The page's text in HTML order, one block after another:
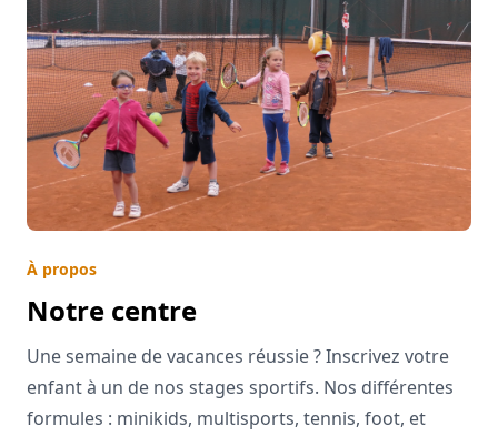
À propos
Notre centre
Une semaine de vacances réussie ? Inscrivez votre
enfant à un de nos stages sportifs. Nos différentes
formules : minikids, multisports, tennis, foot, et